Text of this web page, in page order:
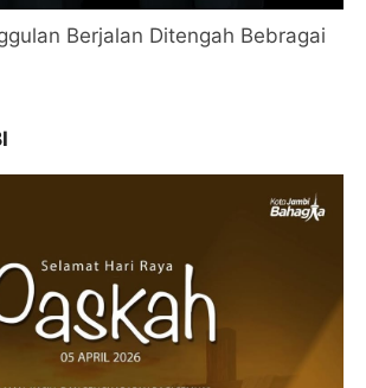
Berjalan Ditengah Bebragai